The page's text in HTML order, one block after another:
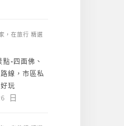
，在旅行 精選
-四面佛、
線，市區私
玩
日